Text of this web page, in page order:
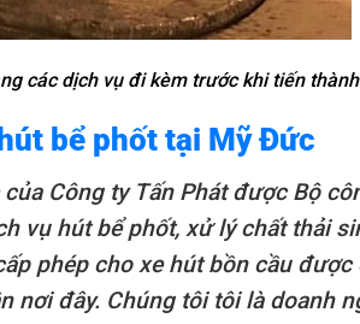
các dịch vụ đi kèm trước khi tiến
bể phốt tại Mỹ Đức
của Công ty Tấn Phát được Bộ
vụ hút bể phốt, xử lý chất thải
phép cho xe hút bồn cầu
nơi đây. Chúng tôi tôi là doanh